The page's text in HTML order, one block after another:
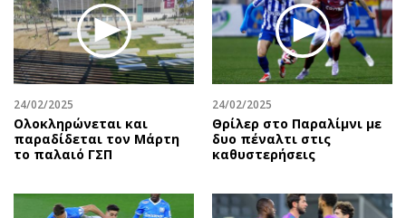
24/02/2025
Ολοκληρώνεται και
παραδίδεται τον Μάρτη
το παλαιό ΓΣΠ
24/02/2025
Θρίλερ στο Παραλίμνι με
δυο πέναλτι στις
καθυστερήσεις